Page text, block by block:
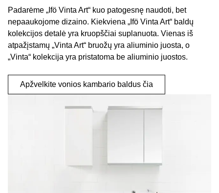
Padarėme „Ifö Vinta Art“ kuo patogesnę naudoti, bet
nepaaukojome dizaino. Kiekviena „Ifö Vinta Art“ baldų
kolekcijos detalė yra kruopščiai suplanuota. Vienas iš
atpažįstamų „Vinta Art“ bruožų yra aliuminio juosta, o
„Vinta“ kolekcija yra pristatoma be aliuminio juostos.
Apžvelkite vonios kambario baldus čia